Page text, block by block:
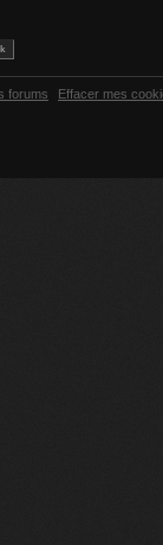
forums Effacer mes